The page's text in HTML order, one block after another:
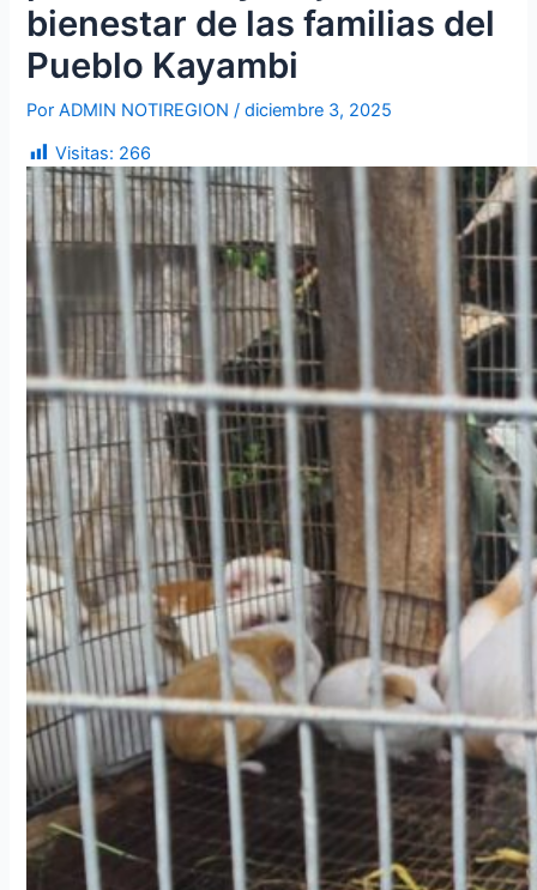
bienestar de las familias del
Pueblo Kayambi
PorADMIN NOTIREGION/diciembre 3, 2025
Visitas: 266